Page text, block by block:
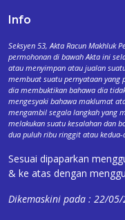
Info
Seksyen 53, Akta Racun Makhluk
permohonan di bawah Akta ini
atau menyimpan atau jualan
membuat suatu pernyataan
dia membuktikan bahawa dia
mengesyaki bahawa maklumat
mengambil segala langkah yang
melakukan suatu kesalahan dan
dua puluh ribu ringgit atau kedua-
Sesuai dipaparkan
& ke atas dengan
Dikemaskini pada : 22/